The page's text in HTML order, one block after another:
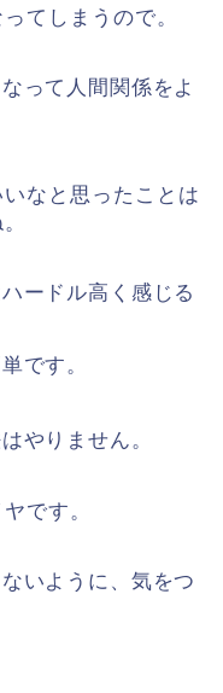
てしまうので。
って人間関係をよ
なと思ったことは
ードル高く感じる
です。
やりません。
です。
いように、気をつ